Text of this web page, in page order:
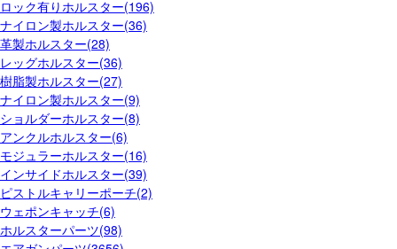
ロック有りホルスター(196)
ナイロン製ホルスター(36)
革製ホルスター(28)
レッグホルスター(36)
樹脂製ホルスター(27)
ナイロン製ホルスター(9)
ショルダーホルスター(8)
アンクルホルスター(6)
モジュラーホルスター(16)
インサイドホルスター(39)
ピストルキャリーポーチ(2)
ウェポンキャッチ(6)
ホルスターパーツ(98)